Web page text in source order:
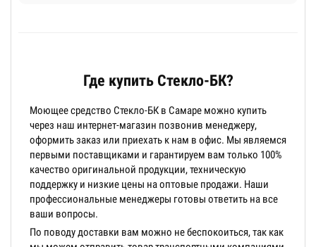
Где купить Стекло-БК?
Моющее средство Стекло-БК в Самаре можно купить
через наш интернет-магазин позвонив менеджеру,
оформить заказ или приехать к нам в офис. Мы являемся
первыми поставщиками и гарантируем вам только 100%
качество оригинальной продукции, техническую
поддержку и низкие цены на оптовые продажи. Наши
профессиональные менеджеры готовы ответить на все
ваши вопросы.
По поводу доставки вам можно не беспокоиться, так как